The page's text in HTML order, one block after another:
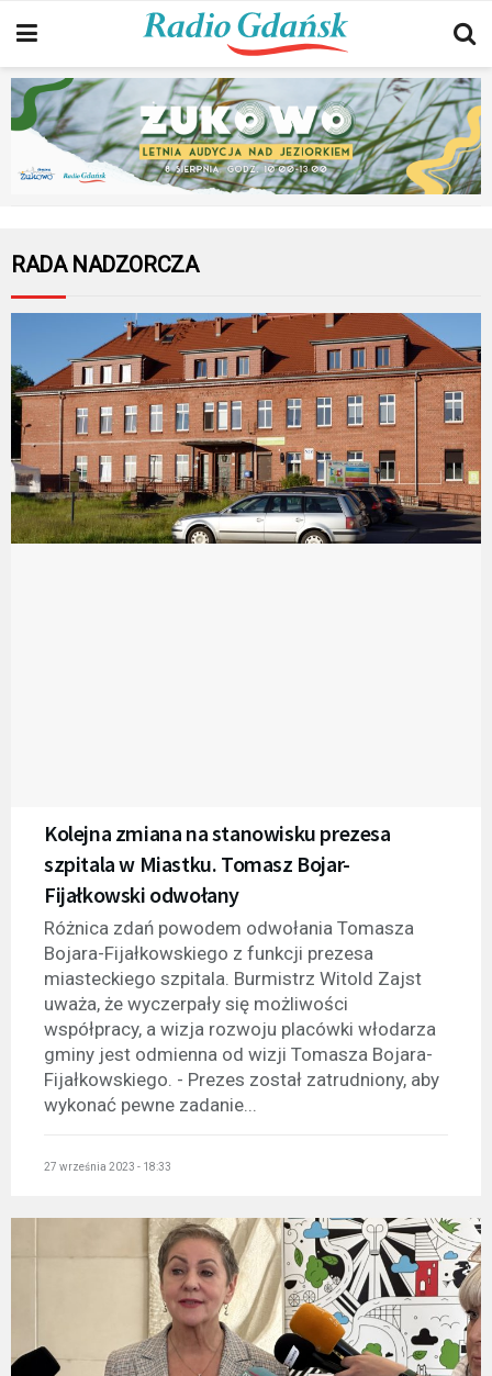
RADA NADZORCZA
Kolejna zmiana na stanowisku prezesa
szpitala w Miastku. Tomasz Bojar-
Fijałkowski odwołany
Różnica zdań powodem odwołania Tomasza
Bojara-Fijałkowskiego z funkcji prezesa
miasteckiego szpitala. Burmistrz Witold Zajst
uważa, że wyczerpały się możliwości
współpracy, a wizja rozwoju placówki włodarza
gminy jest odmienna od wizji Tomasza Bojara-
Fijałkowskiego. - Prezes został zatrudniony, aby
wykonać pewne zadanie...
27 września 2023 - 18:33